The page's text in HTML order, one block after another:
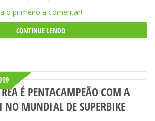
o primeiro a comentar!
CONTINUE LENDO
É PENTACAMPEÃO COM A
NO MUNDIAL DE SUPERBIKE